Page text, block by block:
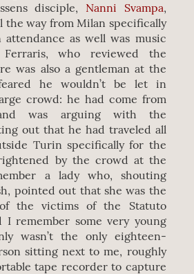
disciple, Nanni Svampa,
the way from Milan specifically
as well was music
who reviewed the
was also a gentleman at the
he wouldn’t be let in
crowd: he had come from
and was arguing with the
out that he had traveled all
Turin specifically for the
by the crowd at the
a lady who, shouting
pointed out that she was the
the victims of the Statuto
I remember some very young
wasn’t the only eighteen-
sitting next to me, roughly
tape recorder to capture